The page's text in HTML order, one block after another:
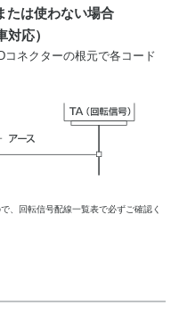
たは使わない場合
応）
ネクターの根元で各コード
、回転信号配線一覧表で必ずご確認く